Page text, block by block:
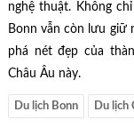
nghệ thuật. Không
Bonn vẫn còn lưu giữ
phá nét đẹp của
Châu Âu này.
Du lịch Bonn Du lịch